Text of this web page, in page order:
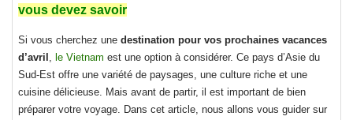
vous devez savoir
Si vous cherchez une destination pour vos prochaines vacances
d’avril , le Vietnam est une option à considérer. Ce pays d’Asie du
Sud-Est offre une variété de paysages, une culture riche et une
cuisine délicieuse. Mais avant de partir, il est important de bien
préparer votre voyage. Dans cet article, nous allons vous guider sur